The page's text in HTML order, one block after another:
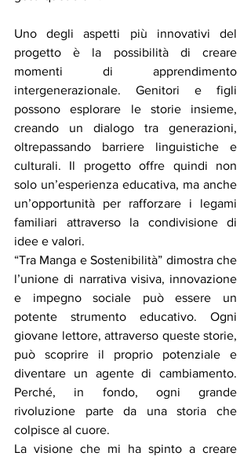
Uno degli aspetti più innovativi del
progetto è la possibilità di creare
momenti di apprendimento
intergenerazionale. Genitori e figli
possono esplorare le storie insieme,
creando un dialogo tra generazioni,
oltrepassando barriere linguistiche e
culturali. Il progetto offre quindi non
solo un’esperienza educativa, ma anche
un’opportunità per rafforzare i legami
familiari attraverso la condivisione di
idee e valori.
“Tra Manga e Sostenibilità” dimostra che
l’unione di narrativa visiva, innovazione
e impegno sociale può essere un
potente strumento educativo. Ogni
giovane lettore, attraverso queste storie,
può scoprire il proprio potenziale e
diventare un agente di cambiamento.
Perché, in fondo, ogni grande
rivoluzione parte da una storia che
colpisce al cuore.
La visione che mi ha spinto a creare